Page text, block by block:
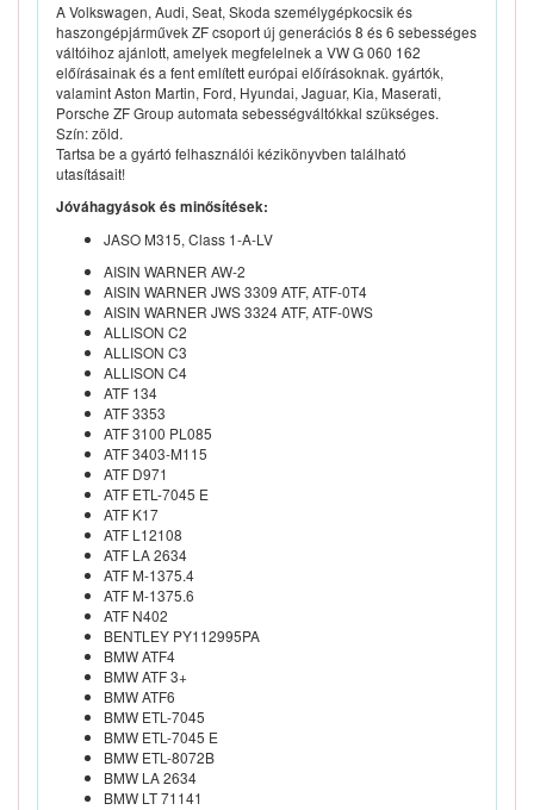
A Volkswagen, Audi, Seat, Skoda személygépkocsik és
haszongépjárművek ZF csoport új generációs 8 és 6 sebességes
váltóihoz ajánlott, amelyek megfelelnek a VW G 060 162
előírásainak és a fent említett európai előírásoknak. gyártók,
valamint Aston Martin, Ford, Hyundai, Jaguar, Kia, Maserati,
Porsche ZF Group automata sebességváltókkal szükséges.
Szín: zöld.
Tartsa be a gyártó felhasználói kézikönyvben található
utasításait!
Jóváhagyások és minősítések:
JASO M315, Class 1-A-LV
AISIN WARNER AW-2
AISIN WARNER JWS 3309 ATF, ATF-0T4
AISIN WARNER JWS 3324 ATF, ATF-0WS
ALLISON C2
ALLISON C3
ALLISON C4
ATF 134
ATF 3353
ATF 3100 PL085
ATF 3403-M115
ATF D971
ATF ETL-7045 E
ATF K17
ATF L12108
ATF LA 2634
ATF M-1375.4
ATF M-1375.6
ATF N402
BENTLEY PY112995PA
BMW ATF4
BMW ATF 3+
BMW ATF6
BMW ETL-7045
BMW ETL-7045 E
BMW ETL-8072B
BMW LA 2634
BMW LT 71141